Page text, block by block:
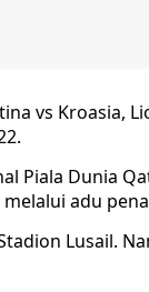
vs Kroasia,
Piala Dunia
adu
Lusail.